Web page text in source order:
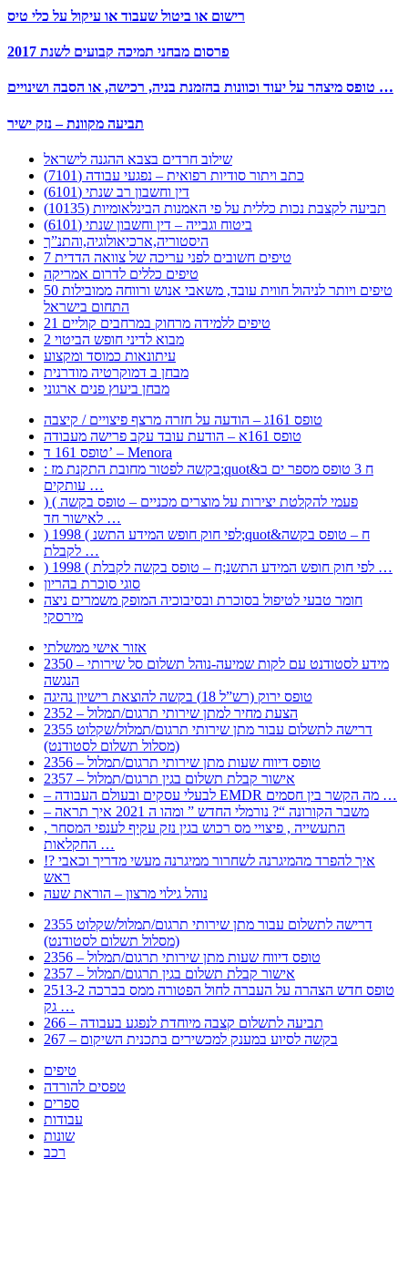
רישום או ביטול שעבוד או עיקול על כלי טיס
פרסום מבחני תמיכה קבועים לשנת 2017
טופס מיצהר על יעוד וכוונות בהזמנת בניה, רכישה, או הסבה ושינויים …
תביעה מקוונת – נזק ישיר
שילוב חרדים בצבא ההגנה לישראל
כתב ויתור סודיות רפואית – נפגעי עבודה (7101)
דין וחשבון רב שנתי (6101)
תביעה לקצבת נכות כללית על פי האמנות הבינלאומיות (10135)
ביטוח וגבייה – דין וחשבון שנתי (6101)
היסטוריה,ארכיאולוגיה,והתנ”ך
7 טיפים חשובים לפני עריכה של צוואה הדדית
טיפים כללים לדרום אמריקה
50 טיפים ויותר לניהול חווית עובד, משאבי אנוש ורווחה ממובילות
התחום בישראל
21 טיפים ללמידה מרחוק במרחבים קוליים
מבוא לדיני חופש הביטוי 2
עיתונאות כמוסד ומקצוע
מבחן ב דמוקרטיה מודרנית
מבחן ביעוץ פנים ארגוני
טופס 161ג – הודעה על חזרה מרצף פיצויים / קיצבה
טופס 161א – הודעת עובד עקב פרישה מעבודה
טופס 161 ד’ – Menora
: בקשה לפטור מחובת התקנת מז;quot&ח 3 טופס מספר ים ב
עותקים …
) ( פעמי להקלטת יצירות על מוצרים מכניים – טופס בקשה
לאישור חד …
) 1998 ( לפי חוק חופש המידע התשנ;quot&ח – טופס בקשה
לקבלת …
) 1998 ( לפי חוק חופש המידע התשנ;ח – טופס בקשה לקבלת …
סוגי סוכרת בהריון
חומר טבעי לטיפול בסוכרת ובסיבוכיה המופק משמרים ניצה
מירסקי
אזור אישי ממשלתי
2350 – מידע לסטודנט עם לקות שמיעה-נוהל תשלום סל שירותי
הנגשה
טופס ירוק (רש”ל 18) בקשה להוצאת רישיון נהיגה
2352 – הצעת מחיר למתן שירותי תרגום/תמלול
2355 דרישה לתשלום עבור מתן שירותי תרגום/תמלול/שקלוט
(מסלול תשלום לסטודנט)
2356 – טופס דיווח שעות מתן שירותי תרגום/תמלול
2357 – אישור קבלת תשלום בגין תרגום/תמלול
– לבעלי עסקים ובעולם העבודה EMDR מה הקשר בין חסמים …
– משבר הקורונה “? נורמלי החדש ” ומהו ה 2021 איך תראה
, התעשייה , פיצויי מס רכוש בגין נזק עקיף לענפי המסחר
החקלאות …
!? איך להפרד מהמיגרנה לשחרור ממיגרנה מעשי מדריך וכאבי
ראש
נוהל גילוי מרצון – הוראת שעה
2355 דרישה לתשלום עבור מתן שירותי תרגום/תמלול/שקלוט
(מסלול תשלום לסטודנט)
2356 – טופס דיווח שעות מתן שירותי תרגום/תמלול
2357 – אישור קבלת תשלום בגין תרגום/תמלול
2513-2 טופס חדש הצהרה על העברה לחול הפטורה ממס בברכה
גק …
266 – תביעה לתשלום קצבה מיוחדת לנפגע בעבודה
267 – בקשה לסיוע במענק למכשירים בתכנית השיקום
טיפים
טפסים להורדה
ספרים
עבודות
שונות
רכב